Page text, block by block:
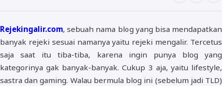
Rejekingalir.com, sebuah nama blog yang bisa mendapatkan
banyak rejeki sesuai namanya yaitu rejeki mengalir. Tercetus
saja saat itu tiba-tiba, karena ingin punya blog yang
kategorinya gak banyak-banyak. Cukup 3 aja, yaitu lifestyle,
sastra dan gaming. Walau bermula blog ini (sebelum jadi TLD)